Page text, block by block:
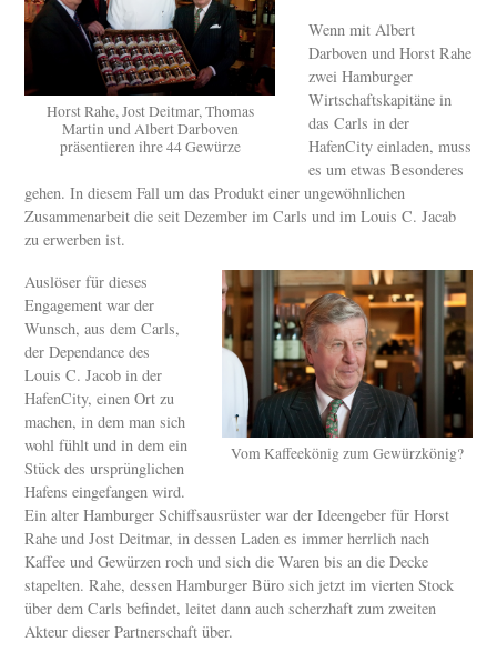
Horst Rahe, Jost Deitmar, Thomas
Martin und Albert Darboven
präsentieren ihre 44 Gewürze
Wenn mit Albert
Darboven und Horst Rahe
zwei Hamburger
Wirtschaftskapitäne in
das Carls in der
HafenCity einladen, muss
es um etwas Besonderes
gehen. In diesem Fall um das Produkt einer ungewöhnlichen
Zusammenarbeit die seit Dezember im Carls und im Louis C. Jacab
zu erwerben ist.
Vom Kaffeekönig zum Gewürzkönig?
Auslöser für dieses
Engagement war der
Wunsch, aus dem Carls,
der Dependance des
Louis C. Jacob in der
HafenCity, einen Ort zu
machen, in dem man sich
wohl fühlt und in dem ein
Stück des ursprünglichen
Hafens eingefangen wird.
Ein alter Hamburger Schiffsausrüster war der Ideengeber für Horst
Rahe und Jost Deitmar, in dessen Laden es immer herrlich nach
Kaffee und Gewürzen roch und sich die Waren bis an die Decke
stapelten. Rahe, dessen Hamburger Büro sich jetzt im vierten Stock
über dem Carls befindet, leitet dann auch scherzhaft zum zweiten
Akteur dieser Partnerschaft über.